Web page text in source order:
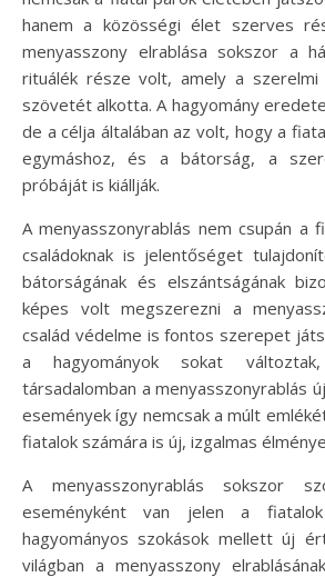
hanem a közösségi élet szerves
menyasszony elrablása sokszor a
rituálék része volt, amely a
szövetét alkotta. A hagyomány
de a célja általában az volt, hogy a
egymáshoz, és a bátorság, a
próbáját is kiállják.
A menyasszonyrablás nem csupán a
családoknak is jelentőséget
bátorságának és elszántságának
képes volt megszerezni a
család védelme is fontos szerepet
a hagyományok sokat
társadalomban a menyasszonyrablás
események így nemcsak a múlt
fiatalok számára is új, izgalmas
A menyasszonyrablás sokszor
eseményként van jelen a
hagyományos szokások mellett új
világban a menyasszony